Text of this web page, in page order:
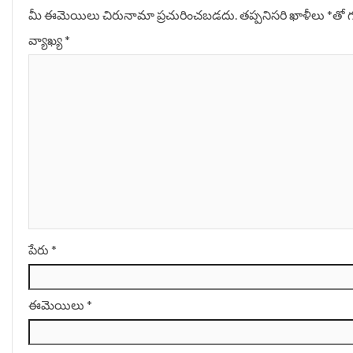
మీ ఈమెయిలు చిరునామా ప్రచురించబడదు.తప్పనిసరి ఖాళీలు *‌తో
వ్యాఖ్య*
పేరు *
ఈమెయిలు *